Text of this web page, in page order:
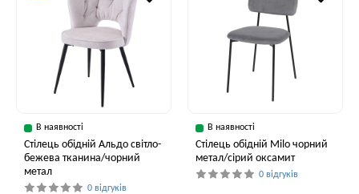
В наявності
Стілець обідній Альдо світло-
бежева тканина/чорний
метал
0 відгуків
В наявності
Стілець обідній Milo чорний
метал/сірий оксамит
0 відгуків